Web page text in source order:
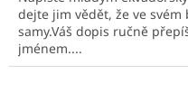
dejte jim vědět, že ve
samy.Váš dopis ručně
jménem....